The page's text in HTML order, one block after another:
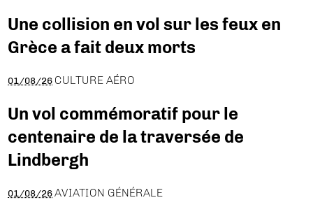
Une collision en vol sur les feux en
Grèce a fait deux morts
01/08/26 CULTURE AÉRO
Un vol commémoratif pour le
centenaire de la traversée de
Lindbergh
01/08/26 AVIATION GÉNÉRALE